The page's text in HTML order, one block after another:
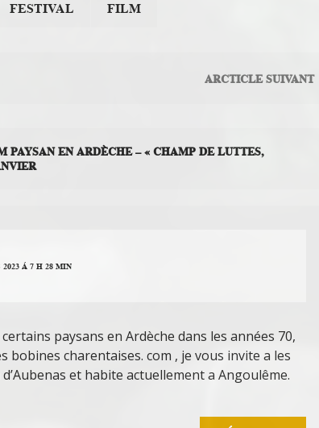
FESTIVAL FILM
ARCTICLE SUIVANT
PAYSAN EN ARDÈCHE – « CHAMP DE LUTTES,
2023 Á 7 H 28 MIN
paysans en Ardèche dans les années 70,
bobines charentaises. com , je vous invite a les
et habite actuellement a Angoulême.